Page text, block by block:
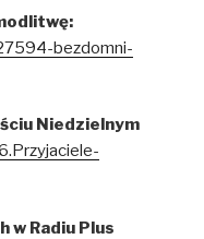
bezdomni-
Niedzielnym
w Radiu Plus